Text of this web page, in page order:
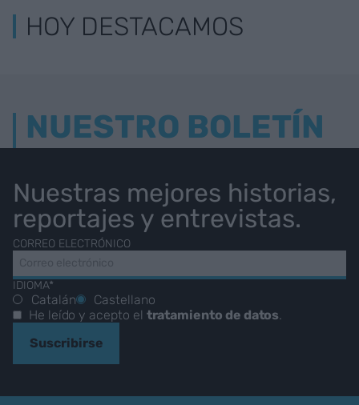
HOY DESTACAMOS
NUESTRO BOLETÍN
Nuestras mejores historias,
reportajes y entrevistas.
CORREO ELECTRÓNICO
IDIOMA*
Catalán
Castellano
He leído y acepto el tratamiento de datos
Suscribirse